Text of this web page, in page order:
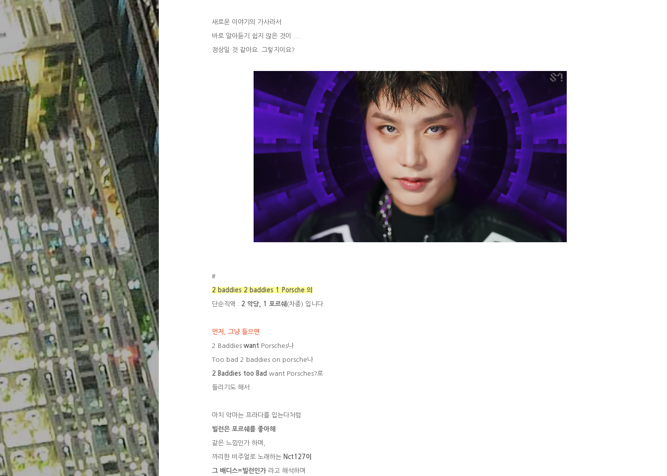
새로운 이야기의 가사라서
바로 알아듣기 쉽지 않은 것이 ....
정상일 것 같아요. 그렇지이요?
#
2 baddies 2 baddies 1 Porsche 의
단순직역 : 2 악당, 1 포르쉐 (차종) 입니다.
먼저, 그냥 들으면
2 Baddies want Porsches나
Too bad 2 baddies on porsche나
2 Baddies too Bad want Porsches?로
들리기도 해서
마치 악마는 프라다를 입는다처럼
빌런은 포르쉐를 좋아해
같은 느낌인가 하며,
까리한 비주얼로 노래하는 Nct127이
그 배디스=빌런인가라고 해석하며